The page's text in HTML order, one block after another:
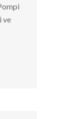
ve